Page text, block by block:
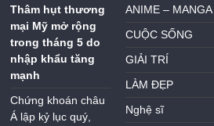
Thâm hụt thương
mại Mỹ mở rộng
trong tháng 5 do
nhập khẩu tăng
mạnh
Chứng khoán châu
Á lập kỷ lục quý,
ANIME – MANGA
CUỘC SỐNG
GIẢI TRÍ
LÀM ĐẸP
Nghệ sĩ